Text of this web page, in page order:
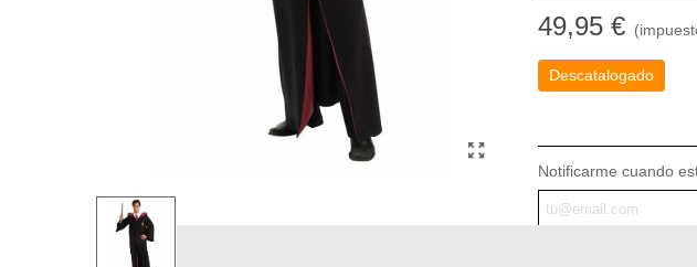
49,95 €
Descatalogado
Notificarme cuando